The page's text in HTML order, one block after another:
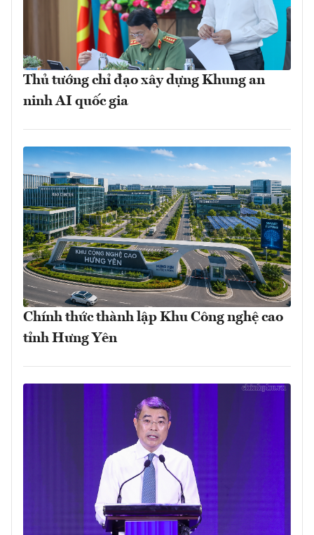
Thủ tướng chỉ đạo xây dựng Khung an
ninh AI quốc gia
Chính thức thành lập Khu Công nghệ cao
tỉnh Hưng Yên